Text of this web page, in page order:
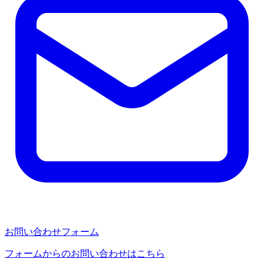
お問い合わせフォーム
フォームからのお問い合わせはこちら